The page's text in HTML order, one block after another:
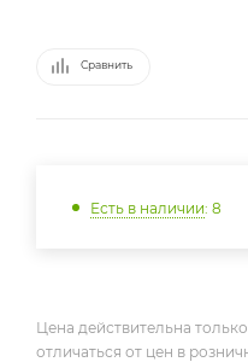
Сравнить
Есть в наличии: 8
Цена действительна
отличаться от цен в